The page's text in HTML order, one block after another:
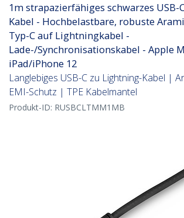
1m strapazierfähiges schwarzes
Kabel - Hochbelastbare, robuste
Typ-C auf Lightningkabel -
Lade-/Synchronisationskabel - Apple
iPad/iPhone 12
Langlebiges USB-C zu Lightning-Kabel |
EMI-Schutz | TPE Kabelmantel
Produkt-ID: RUSBCLTMM1MB